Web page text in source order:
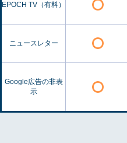
EPOCH TV（有料）
ニュースレター
Google広告の非表
示